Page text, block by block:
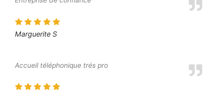
Marguerite S
Accueil téléphonique trés pro